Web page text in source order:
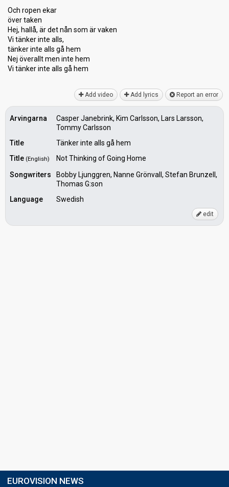
Och ropen ekar
över taken
Hej, hallå, är det nån som är vaken
Vi tänker inte alls,
tänker inte alls gå hem
Nej överallt men inte hem
Vi tänker inte аllѕ gå hem
Add video Add lyrics Report an error
Arvingarna
Casper Janebrink, Kim Carlsson, Lars Larsson,
Tommy Carlsson
Title
Tänker inte alls gå hem
Title (English)
Not Thinking of Going Home
Songwriters
Bobby Ljunggren, Nanne Grönvall, Stefan Brunzell,
Thomas G:son
Language
Swedish
edit
EUROVISION NEWS